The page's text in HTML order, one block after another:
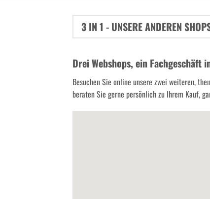
3 IN 1 - UNSERE ANDEREN
Drei Webshops, ein Fachgeschäft
Besuchen Sie online unsere zwei weiteren,
beraten Sie gerne persönlich zu Ihrem Kauf,